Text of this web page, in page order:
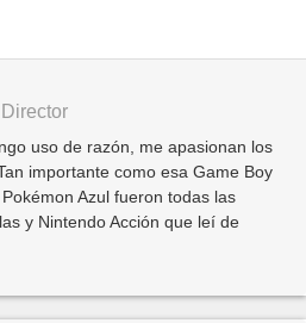
uso de razón, me apasionan los
importante como esa Game Boy
Azul fueron todas las
y Nintendo Acción que leí de